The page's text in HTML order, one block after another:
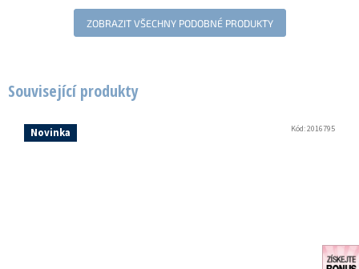
Související produkty
Novinka Kód:2016795
ZOBRAZIT VŠECHNY PODOBNÉ PRODUKTY